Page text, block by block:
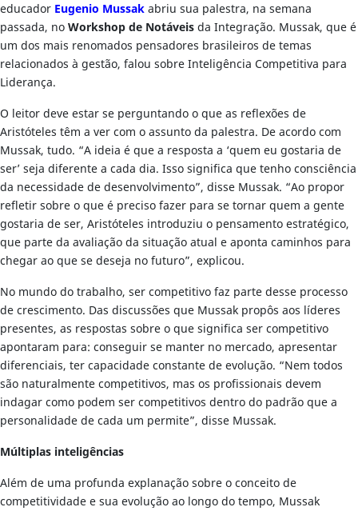
educador Eugenio Mussakabriu sua palestra, na semana
passada, noWorkshop de Notáveisda Integração. Mussak, que é
um dos mais renomados pensadores brasileiros de temas
relacionados à gestão, falou sobre Inteligência Competitiva para
Liderança.
O leitor deve estar se perguntando o que as reflexões de
Aristóteles têm a ver com o assunto da palestra. De acordo com
Mussak, tudo. “A ideia é que a resposta a ‘quem eu gostaria de
ser’ seja diferente a cada dia. Isso significa que tenho consciência
da necessidade de desenvolvimento”, disse Mussak. “Ao propor
refletir sobre o que é preciso fazer para se tornar quem a gente
gostaria de ser, Aristóteles introduziu o pensamento estratégico,
que parte da avaliação da situação atual e aponta caminhos para
chegar ao que se deseja no futuro”, explicou.
No mundo do trabalho, ser competitivo faz parte desse processo
de crescimento. Das discussões que Mussak propôs aos líderes
presentes, as respostas sobre o que significa ser competitivo
apontaram para: conseguir se manter no mercado, apresentar
diferenciais, ter capacidade constante de evolução. “Nem todos
são naturalmente competitivos, mas os profissionais devem
indagar como podem ser competitivos dentro do padrão que a
personalidade de cada um permite”, disse Mussak.
Múltiplas inteligências
Além de uma profunda explanação sobre o conceito de
competitividade e sua evolução ao longo do tempo, Mussak